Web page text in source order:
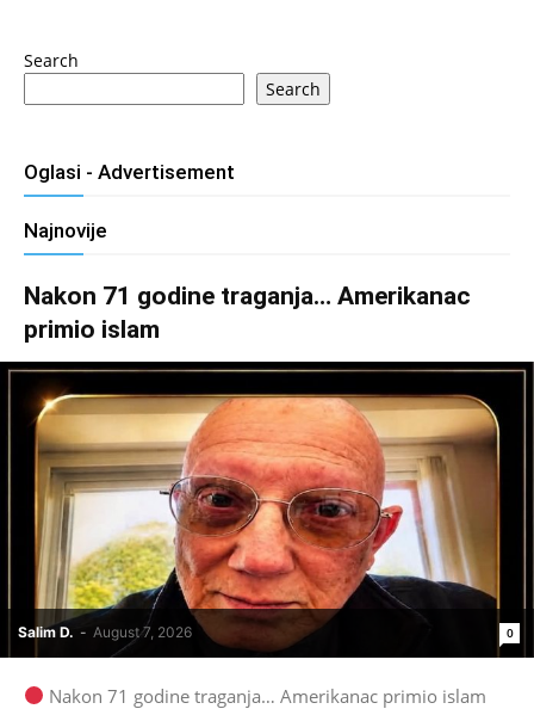
Search
Search
Oglasi - Advertisement
Najnovije
Nakon 71 godine traganja… Amerikanac
primio islam
Salim D. - August 7, 2026 0
Nakon 71 godine traganja… Amerikanac primio islam